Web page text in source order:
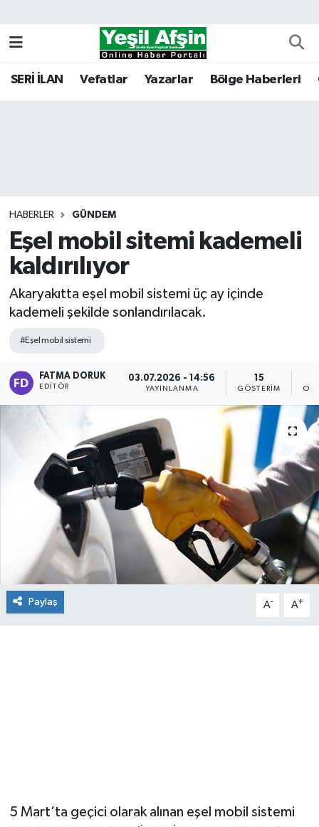
SERİ İLAN Vefatlar Yazarlar Bölge Haberleri
HABERLER GÜNDEM
Eşel mobil sitemi kademeli
kaldırılıyor
Akaryakıtta eşel mobil sistemi üç ay içinde
kademeli şekilde sonlandırılacak.
#Eşel mobil sistemi
FATMA DORUK
EDITÖR
03.07.2026 - 14:56
YAYINLANMA
15
GÖSTERIM
Paylaş A- A+
5 Mart’ta geçici olarak alınan eşel mobil sistemi
Kahramanmaraş Nöbetçi Eczaneler
Tüm Manşetler
Son Dakika Haberleri
Haber Arşivi